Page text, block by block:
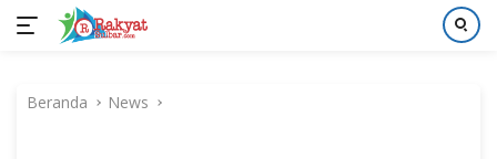
kontenBeranda News